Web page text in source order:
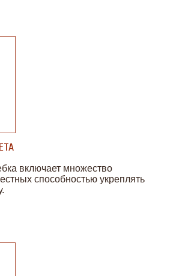
включает множество
способностью укреплять